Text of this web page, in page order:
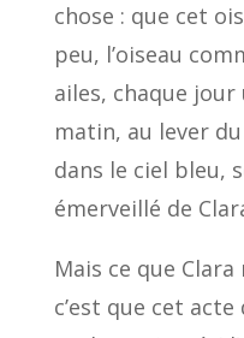
chose : que cet
peu, l’oiseau
ailes, chaque
matin, au lever
dans le ciel bleu,
émerveillé de
Mais ce que
c’est que cet acte